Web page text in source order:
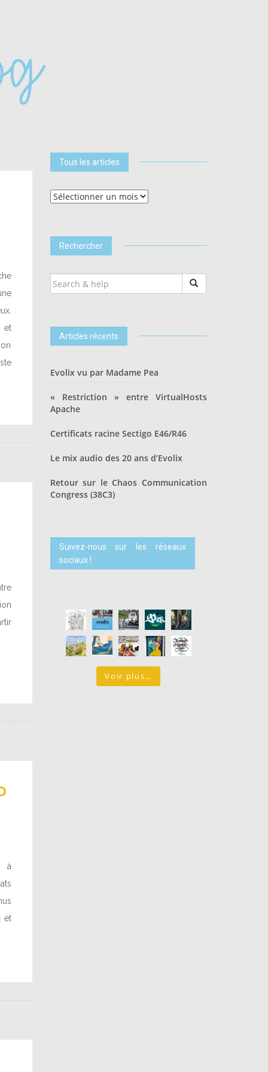
et
à
et
Tous les articles
Tous
les
Rechercher
SEARCH
FOR:
Articles récents
Evolix vu par Madame Pea
« Restriction » entre VirtualHosts
Apache
Certificats racine Sectigo E46/R46
Le mix audio des 20 ans d’Evolix
Retour sur le Chaos Communication
Congress (38C3)
Suivez-nous sur les réseaux
sociaux !
Voir plus…